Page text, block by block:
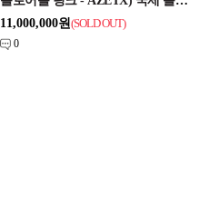
11,000,000원(SOLD OUT)
0